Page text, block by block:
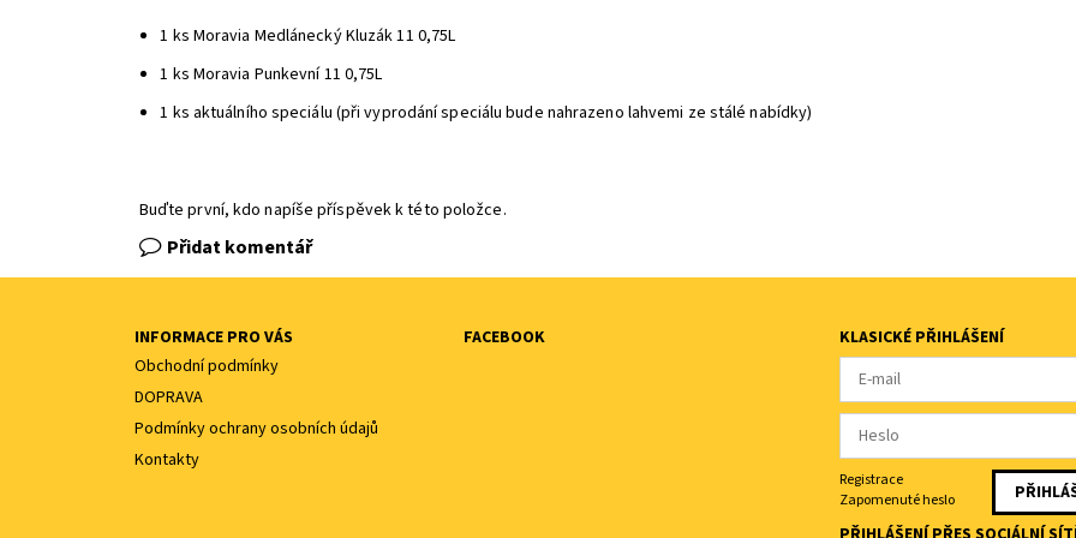
1 ks Moravia Medlánecký Kluzák 11 0,75L
1 ks Moravia Punkevní 11 0,75L
1 ks aktuálního speciálu (při vyprodání speciálu bude nahrazeno lahvemi ze stálé nabídky)
Buďte první, kdo napíše příspěvek k této položce.
Přidat komentář
INFORMACE PRO VÁS
Obchodní podmínky
DOPRAVA
Podmínky ochrany osobních údajů
Kontakty
FACEBOOK KLASICKÉ PŘIHLÁŠENÍ
Registrace
Zapomenuté heslo